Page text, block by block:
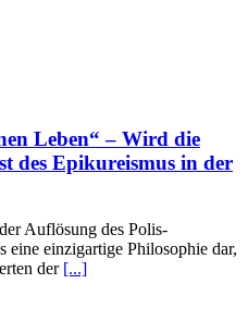
Leben“ – Wird die
des Epikureismus in der
Auflösung des Polis-
eine einzigartige Philosophie dar,
der [...]